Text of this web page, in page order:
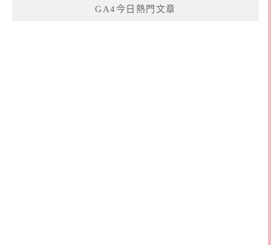
GA4今日熱門文章